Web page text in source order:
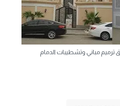
ترميم مباني وتشطيبات الدمام